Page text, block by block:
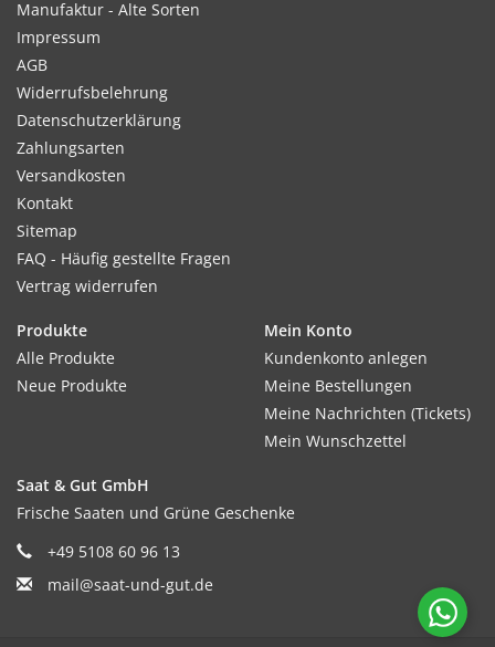
Manufaktur - Alte Sorten
Impressum
AGB
Widerrufsbelehrung
Datenschutzerklärung
Zahlungsarten
Versandkosten
Kontakt
Sitemap
FAQ - Häufig gestellte Fragen
Vertrag widerrufen
Produkte
Alle Produkte
Neue Produkte
Mein Konto
Kundenkonto anlegen
Meine Bestellungen
Meine Nachrichten (Tickets)
Mein Wunschzettel
Saat & Gut GmbH
Frische Saaten und Grüne Geschenke
+49 5108 60 96 13
mail@saat-und-gut.de